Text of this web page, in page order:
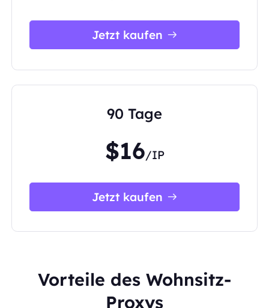
Jetzt kaufen
90 Tage
$16/IP
Jetzt kaufen
Vorteile des Wohnsitz-
Proxys